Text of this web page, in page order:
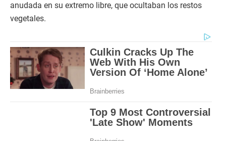
anudada en su extremo libre, que ocultaban los restos
vegetales.